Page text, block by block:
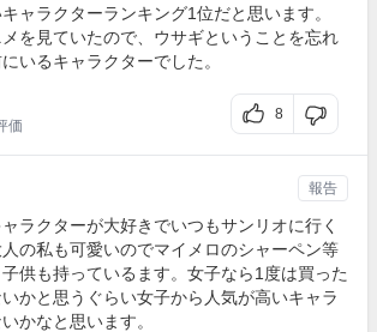
ャラクターランキング1位だと思います。
を見ていたので、ウサギということを忘れ
いるキャラクターでした。
価
8
ラクターが大好きでいつもサンリオに行く
の私も可愛いのでマイメロのシャーペン等
供も持っているます。女子なら1度は買った
かと思うぐらい女子から人気が高いキャラ
かなと思います。
報告